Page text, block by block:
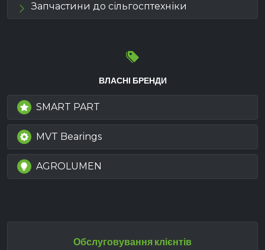
Запчастини до сільгосптехніки
ВЛАСНІ БРЕНДИ
SMART PART
MVT Bearings
AGROLUMEN
Обслуговування клієнтів